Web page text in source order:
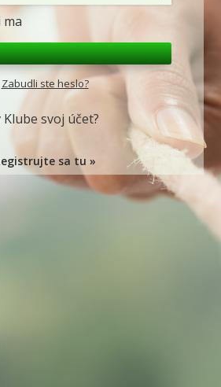
ma
Zabudli ste heslo?
svoj účet?
sa tu »